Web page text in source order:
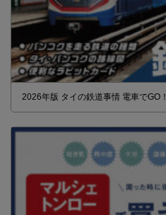
2026年版 タイの鉄道事情 電車でGO！